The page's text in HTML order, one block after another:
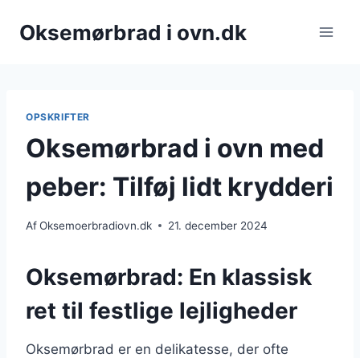
Oksemørbrad i ovn.dk
OPSKRIFTER
Oksemørbrad i ovn med
peber: Tilføj lidt krydderi
AfOksemoerbradiovn.dk 21. december 2024
Oksemørbrad: En klassisk
ret til festlige lejligheder
Oksemørbrad er en delikatesse, der ofte